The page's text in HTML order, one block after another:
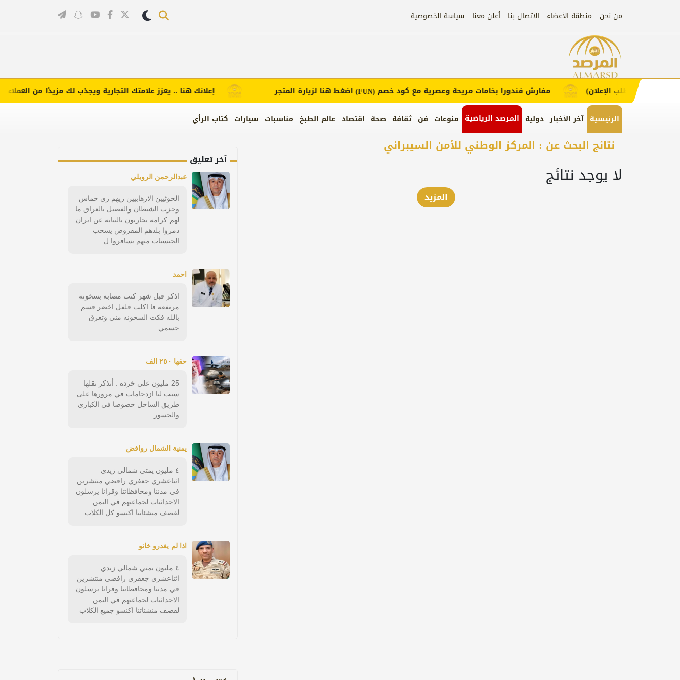
من نحن منطقة الأعضاء الاتصال بنا أعلن معنا سياسة الخصوصية
الرئيسية آخر الأخبار دولية المرصد الرياضية منوعات فن ثقافة صحة اقتصاد عالم الطبخ مناسبات سيارات كتاب الرأي
إعلانك هنا .. يعزز علامتك التجارية ويجذب لك مزيدًا من العملاء مفارش فندورا بخامات مريحة وعصرية مع كود خصم(FUN)اضغط هنا لزيارة المتجر (اضغط لطلب الإعلان)
نتائج البحث عن : المركز الوطني للأمن السيبراني
لا يوجد نتائج
المزيد
آخر تعليق
عبدالرحمن الرويلي
الحوثيين الارهابيين زيهم زي حماس
وحزب الشيطان والفصيل بالعراق ما
لهم كرامه يحاربون بالنيابه عن ايران
دمروا بلدهم المفروض يسحب
الجنسيات منهم يسافروا ل
احمد
اذكر قبل شهر كنت مصابه بسخونة
مرتفعه فا اكلت فلفل اخضر قسم
بالله فكت السخونه مني وتعرق
جسمي
حقها ٢٥٠ الف
25 مليون على خرده . أتذكر نقلها
سبب لنا ازدحامات في مرورها على
طريق الساحل خصوصا في الكباري
والجسور
يمنية الشمال روافض
٤ مليون يمتي شمالي زيدي
اثناعشري جعفري رافضي منتشرين
في مدننا ومحافظاتنا وقرانا يرسلون
الاحداثيات لجماعتهم قي اليمن
لقصف منشئاتنا اكنسو كل الكلاب
اذا لم يغدرو خانو
٤ مليون يمتي شمالي زيدي
اثناعشري جعفري رافضي منتشرين
في مدننا ومحافظاتنا وقرانا يرسلون
الاحداثيات لجماعتهم قي اليمن
لقصف منشئاتنا اكنسو جميع الكلاب